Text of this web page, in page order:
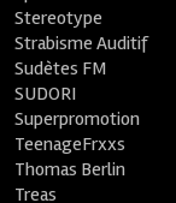
Stereotype
Strabisme Auditif
Sudètes FM
SUDORI
Superpromotion
TeenageFrxxs
Thomas Berlin
Treas